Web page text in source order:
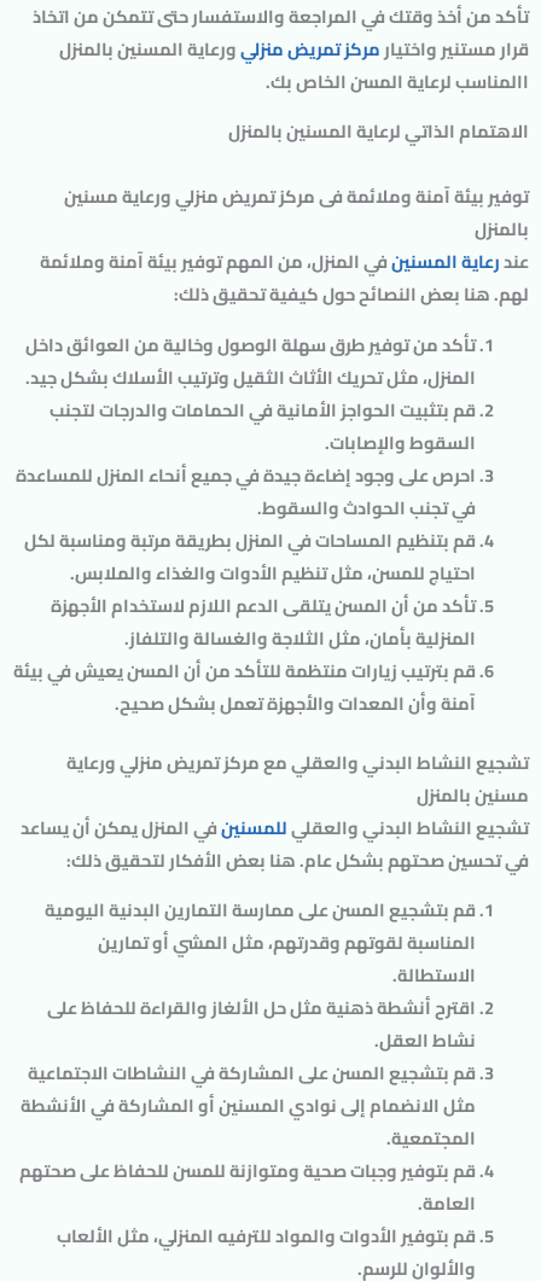
تأكد من أخذ وقتك في المراجعة والاستفسار حتى تتمكن من اتخاذ
قرار مستنير واختيارمركز تمريض منزليورعاية المسنين بالمنزل
االمناسب لرعاية المسن الخاص بك.
الاهتمام الذاتي لرعاية المسنين بالمنزل
توفير بيئة آمنة وملائمة فى مركز تمريض منزلي ورعاية مسنين
بالمنزل
عندرعاية المسنينفي المنزل، من المهم توفير بيئة آمنة وملائمة
لهم. هنا بعض النصائح حول كيفية تحقيق ذلك:
تأكد من توفير طرق سهلة الوصول وخالية من العوائق داخل
المنزل، مثل تحريك الأثاث الثقيل وترتيب الأسلاك بشكل جيد.
قم بتثبيت الحواجز الأمانية في الحمامات والدرجات لتجنب
السقوط والإصابات.
احرص على وجود إضاءة جيدة في جميع أنحاء المنزل للمساعدة
في تجنب الحوادث والسقوط.
قم بتنظيم المساحات في المنزل بطريقة مرتبة ومناسبة لكل
احتياج للمسن، مثل تنظيم الأدوات والغذاء والملابس.
تأكد من أن المسن يتلقى الدعم اللازم لاستخدام الأجهزة
المنزلية بأمان، مثل الثلاجة والغسالة والتلفاز.
قم بترتيب زيارات منتظمة للتأكد من أن المسن يعيش في بيئة
آمنة وأن المعدات والأجهزة تعمل بشكل صحيح.
تشجيع النشاط البدني والعقلي مع مركز تمريض منزلي ورعاية
مسنين بالمنزل
تشجيع النشاط البدني والعقليللمسنينفي المنزل يمكن أن يساعد
في تحسين صحتهم بشكل عام. هنا بعض الأفكار لتحقيق ذلك:
قم بتشجيع المسن على ممارسة التمارين البدنية اليومية
المناسبة لقوتهم وقدرتهم، مثل المشي أو تمارين
الاستطالة.
اقترح أنشطة ذهنية مثل حل الألغاز والقراءة للحفاظ على
نشاط العقل.
قم بتشجيع المسن على المشاركة في النشاطات الاجتماعية
مثل الانضمام إلى نوادي المسنين أو المشاركة في الأنشطة
المجتمعية.
قم بتوفير وجبات صحية ومتوازنة للمسن للحفاظ على صحتهم
العامة.
قم بتوفير الأدوات والمواد للترفيه المنزلي، مثل الألعاب
والألوان للرسم.